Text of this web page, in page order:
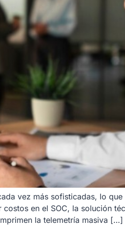
vez más sofisticadas, lo
en el SOC, la solución
la telemetría masiva […]